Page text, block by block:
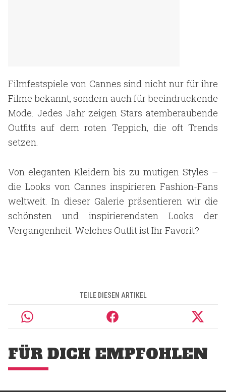
Filmfestspiele von Cannes sind nicht nur für ihre
Filme bekannt, sondern auch für beeindruckende
Mode. Jedes Jahr zeigen Stars atemberaubende
Outfits auf dem roten Teppich, die oft Trends
setzen.
Von eleganten Kleidern bis zu mutigen Styles –
die Looks von Cannes inspirieren Fashion-Fans
weltweit. In dieser Galerie präsentieren wir die
schönsten und inspirierendsten Looks der
Vergangenheit. Welches Outfit ist Ihr Favorit?
TEILE DIESEN ARTIKEL
FÜR DICH EMPFOHLEN